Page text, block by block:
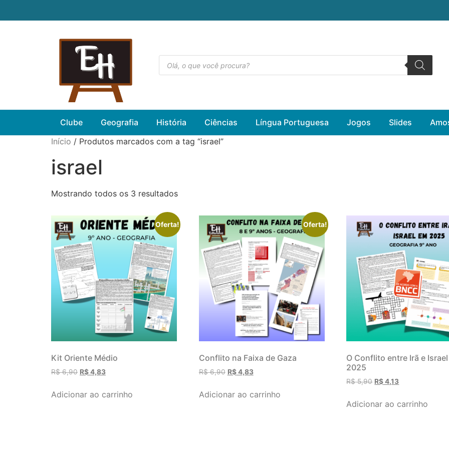
Clube Geografia História Ciências Língua Portuguesa Jogos Slides
Início / Produtos marcados com a tag “israel”
israel
Mostrando todos os 3 resultados
Oferta!
Kit Oriente Médio
R$6,90 R$4,83
Adicionar ao carrinho
Oferta!
Conflito na Faixa de Gaza
R$6,90 R$4,83
Adicionar ao carrinho
O Conflito entre Irã e
2025
R$5,90 R$4,13
Adicionar ao carrinho